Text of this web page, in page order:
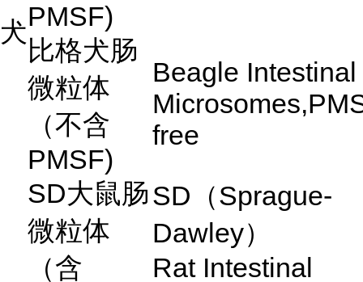
犬PMSF)
比格犬肠
微粒体
（不含
PMSF)
Beagle Intestinal
free
SD大鼠肠
微粒体
（含
SD （Sprague-
Dawley）
Rat Intestinal